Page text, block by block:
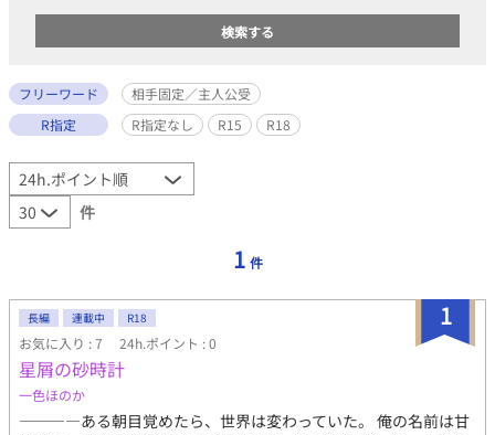
フリーワード
相手固定／主人公受
R指定
R指定なし R15 R18
件
1 件
1
長編 連載中 R18
お気に入り : 7 24h.ポイント : 0
星屑の砂時計
一色ほのか
――――ある朝目覚めたら、世界は変わっていた。 俺の名前は甘